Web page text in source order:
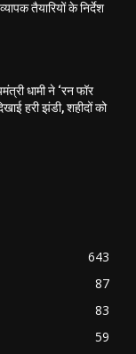
तैयारियों के निर्देश
धामी ने ‘रन फॉर
हरी झंडी, शहीदों को
643
87
83
59